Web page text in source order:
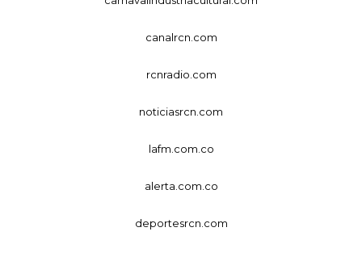
canalrcn.com
rcnradio.com
noticiasrcn.com
lafm.com.co
alerta.com.co
deportesrcn.com